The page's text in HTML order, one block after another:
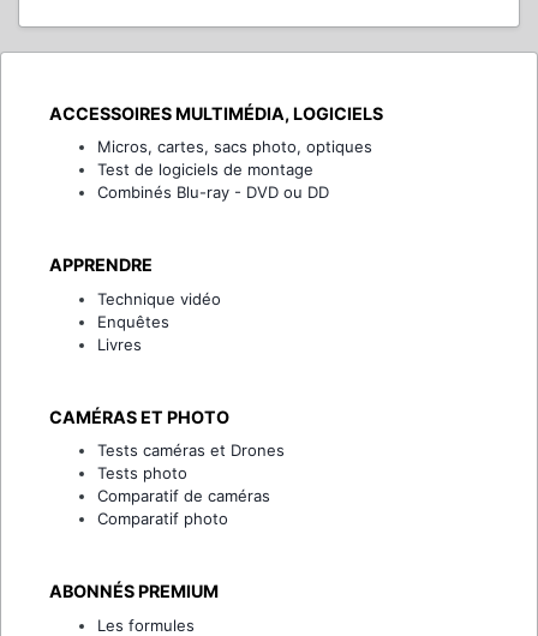
ACCESSOIRES MULTIMÉDIA, LOGICIELS
Micros, cartes, sacs photo, optiques
Test de logiciels de montage
Combinés Blu-ray - DVD ou DD
APPRENDRE
Technique vidéo
Enquêtes
Livres
CAMÉRAS ET PHOTO
Tests caméras et Drones
Tests photo
Comparatif de caméras
Comparatif photo
ABONNÉS PREMIUM
Les formules